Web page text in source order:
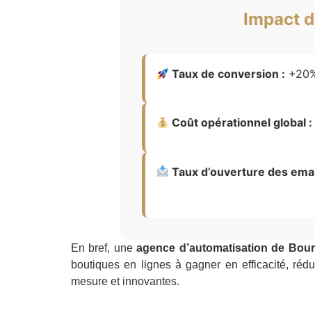
Impact
Taux de conversion :
Coût opérationnel global :
Taux d’ouverture des
En bref, uneagence d’automatisation de
boutiques en lignes à gagner en efficacité,
mesure et innovantes.